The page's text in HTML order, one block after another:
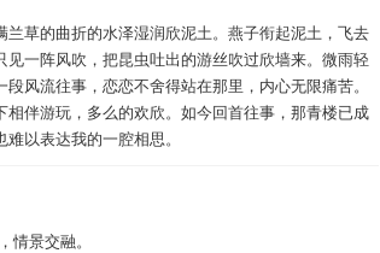
草的曲折的水泽湿润欣泥土。燕子衔起泥土，飞去
一阵风吹，把昆虫吐出的游丝吹过欣墙来。微雨轻
风流往事，恋恋不舍得站在那里，内心无限痛苦。
伴游玩，多么的欢欣。如今回首往事，那青楼已成
以表达我的一腔相思。
情景交融。